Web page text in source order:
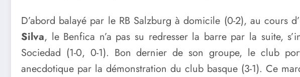
D’abord balayé par le RB Salzburg à domicile (0-2), au cours
Silva, le Benfica n’a pas su redresser la barre par la suite,
Sociedad (1-0, 0-1). Bon dernier de son groupe, le club
anecdotique par la démonstration du club basque (3-1). Ce